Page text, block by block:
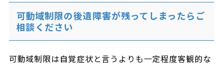
可動域制限の後遺障害が残ってしまったらご
相談ください
可動域制限は自覚症状と言うよりも一定程度客観的な